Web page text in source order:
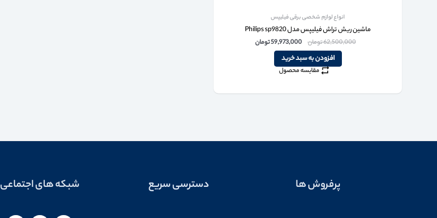
انواع لوازم شخصی برقی فیلیپس
ماشین ریش تراش فیلیپس مدل Philips sp9820
62,500,000تومان 59,973,000تومان
افزودن به سبد خرید
مقایسه محصول
پرفروش ها دسترسی سریع شبکه های اجتماعی